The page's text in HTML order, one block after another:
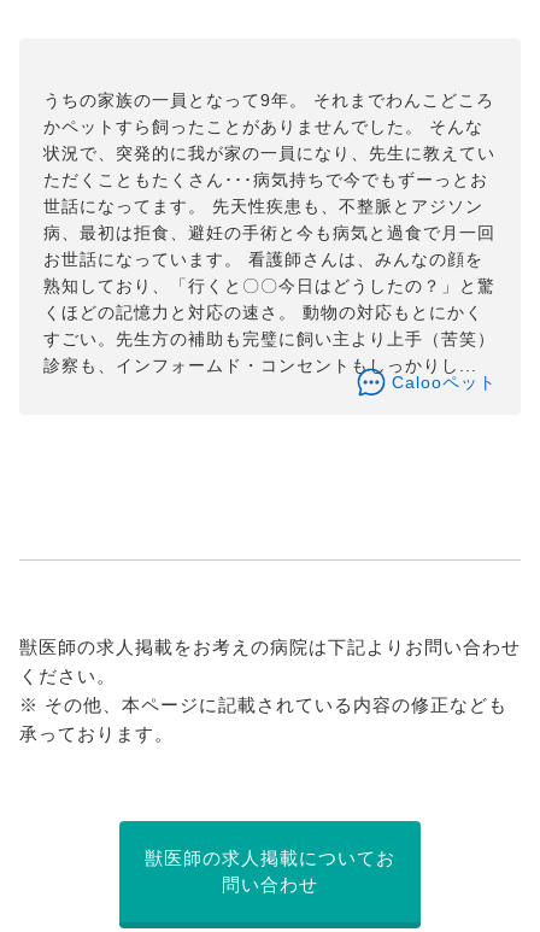
うちの家族の一員となって9年。 それまでわんこどころ
かペットすら飼ったことがありませんでした。 そんな
状況で、突発的に我が家の一員になり、先生に教えてい
ただくこともたくさん･･･病気持ちで今でもずーっとお
世話になってます。 先天性疾患も、不整脈とアジソン
病、最初は拒食、避妊の手術と今も病気と過食で月一回
お世話になっています。 看護師さんは、みんなの顔を
熟知しており、「行くと〇〇今日はどうしたの？」と驚
くほどの記憶力と対応の速さ。 動物の対応もとにかく
すごい。先生方の補助も完璧に飼い主より上手（苦笑）
診察も、インフォームド・コンセントもしっかりし...
Calooペット
獣医師の求人掲載をお考えの病院は下記よりお問い合わせ
ください。
※ その他、本ページに記載されている内容の修正なども
承っております。
獣医師の求人掲載についてお
問い合わせ